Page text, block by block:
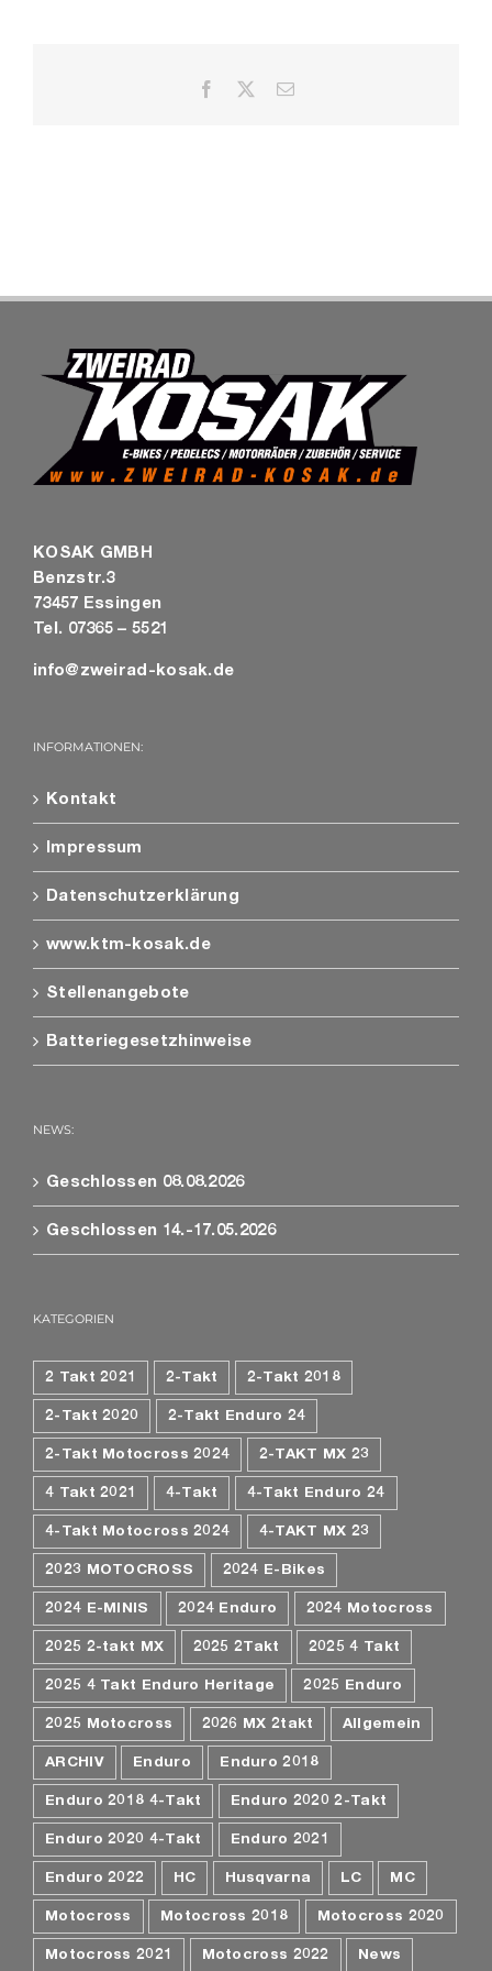
Facebook E-
KOSAK GMBH
Benzstr.3
73457 Essingen
Tel. 07365 – 5521
info@zweirad-kosak.de
INFORMATIONEN:
Kontakt
Impressum
Datenschutzerklärung
www.ktm-kosak.de
Stellenangebote
Batteriegesetzhinweise
NEWS:
Geschlossen 08.08.2026
Geschlossen 14.-17.05.2026
KATEGORIEN
2 Takt 2021 2-Takt 2-Takt 2018
2-Takt 2020 2-Takt Enduro 24
2-Takt Motocross 2024 2-TAKT MX 23
4 Takt 2021 4-Takt 4-Takt Enduro 24
4-Takt Motocross 2024 4-TAKT MX 23
2023 MOTOCROSS 2024 E-Bikes
2024 E-MINIS 2024 Enduro 2024 Motocross
2025 2-takt MX 2025 2Takt 2025 4 Takt
2025 4 Takt Enduro Heritage 2025 Enduro
2025 Motocross 2026 MX 2takt Allgemein
ARCHIV Enduro Enduro 2018
Enduro 2018 4-Takt Enduro 2020 2-Takt
Enduro 2020 4-Takt Enduro 2021
Enduro 2022 HC Husqvarna LC MC
Motocross Motocross 2018 Motocross 2020
Motocross 2021 Motocross 2022 News